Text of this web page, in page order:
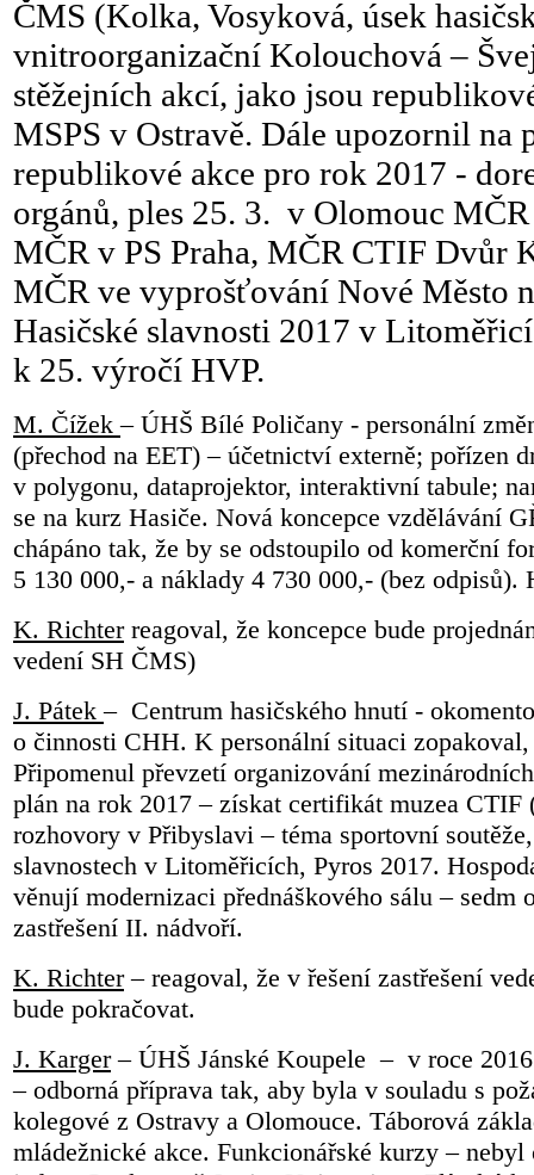
ČMS (Kolka, Vosyková, úsek
vnitroorganizační Kolouchová –
stěžejních akcí, jako jsou
MSPS v Ostravě. Dále upozornil na
republikové akce pro rok 2017 -
orgánů, ples 25. 3. v Olomouc
MČR v PS Praha, MČR CTIF Dvůr
MČR ve vyprošťování Nové Město
Hasičské slavnosti 2017 v
k 25. výročí HVP.
M. Čížek– ÚHŠ Bílé Poličany - personální
(přechod na EET) – účetnictví externě; pořízen
v polygonu, dataprojektor, interaktivní tabule;
se na kurz Hasiče. Nová koncepce vzdělávání
chápáno tak, že by se odstoupilo od komerční
5 130 000,- a náklady 4 730 000,- (bez odpisů).
K. Richterreagoval, že koncepce bude
vedení SH ČMS)
J. Pátek– Centrum hasičského hnutí -
o činnosti CHH. K personální situaci
Připomenul převzetí organizování
plán na rok 2017 – získat certifikát muzea
rozhovory v Přibyslavi – téma sportovní
slavnostech v Litoměřicích, Pyros 2017.
věnují modernizaci přednáškového sálu – sedm
zastřešení II. nádvoří.
K. Richter– reagoval, že v řešení zastřešení
bude pokračovat.
J. Karger– ÚHŠ Jánské Koupele – v roce
– odborná příprava tak, aby byla v souladu s
kolegové z Ostravy a Olomouce. Táborová
mládežnické akce. Funkcionářské kurzy –